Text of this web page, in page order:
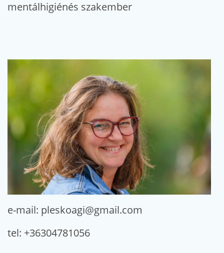
mentálhigiénés szakember
e-mail: pleskoagi@gmail.com
tel: +36304781056